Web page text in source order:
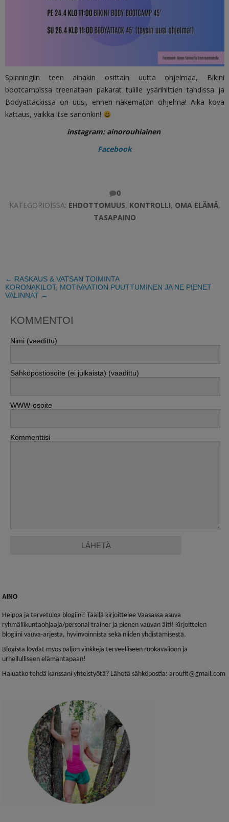
Spinningiin teen ainakin osittain uutta ohjelmaa, Bikini
bootcampissa treenataan pakarat tulille ysärihittien tahdissa ja
Bodyattackissa on uusi, ennen näkemätön ohjelma! Aika kova
kattaus, vaikka itse sanonkin!
instagram: ainorouhiainen
Facebook
0
KATEGORIOISSA: EHDOTTOMUUS, KONTROLLI, OMA ELÄMÄ,
TASAPAINO
← RASKAUS & VATSAN TOIMINTA
KORONAKILOT, MOTIVAATION PUUTTUMINEN JA NE PIENET
VALINNAT →
KOMMENTOI
Nimi (vaadittu)
Sähköpostiosoite (ei julkaista) (vaadittu)
WWW-osoite
Kommenttisi
AINO
Heippa ja tervetuloa blogiini! Täällä kirjoittelee Vaasassa asuva
ryhmäliikuntaohjaaja/personal trainer ja pienen vauvan äiti! Kirjoittelen
blogiini vauva-arjesta, hyvinvoinnista sekä niiden yhdistämisestä.
Blogista löydät myös paljon vinkkejä terveelliseen ruokavalioon ja
urheilulliseen elämäntapaan!
Haluatko tehdä kanssani yhteistyötä? Lähetä sähköpostia: aroufit@gmail.com